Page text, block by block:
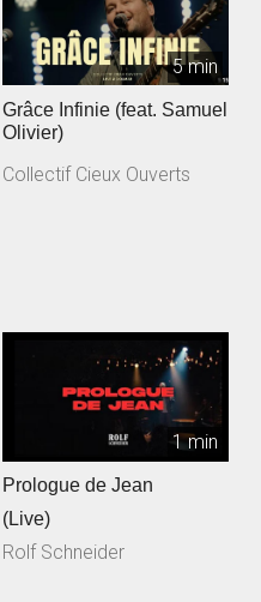
5 min
Grâce Infinie (feat. Samuel
Olivier)
Collectif Cieux Ouverts
1 min
Prologue de Jean
(Live)
Rolf Schneider